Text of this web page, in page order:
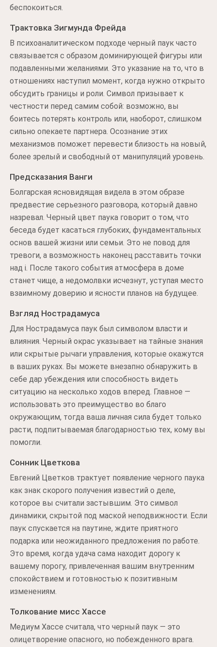
беспокоиться.
Трактовка Зигмунда Фрейда
В психоаналитическом подходе черный паук часто
связывается с образом доминирующей фигуры или
подавленными желаниями. Это указание на то, что в
отношениях наступил момент, когда нужно открыто
обсудить границы и роли. Символ призывает к
честности перед самим собой: возможно, вы
боитесь потерять контроль или, наоборот, слишком
сильно опекаете партнера. Осознание этих
механизмов поможет перевести близость на новый,
более зрелый и свободный от манипуляций уровень.
Предсказания Ванги
Болгарская ясновидящая видела в этом образе
предвестие серьезного разговора, который давно
назревал. Черный цвет паука говорит о том, что
беседа будет касаться глубоких, фундаментальных
основ вашей жизни или семьи. Это не повод для
тревоги, а возможность наконец расставить точки
над i. После такого события атмосфера в доме
станет чище, а недомолвки исчезнут, уступая место
взаимному доверию и ясности планов на будущее.
Взгляд Нострадамуса
Для Нострадамуса паук был символом власти и
влияния. Черный окрас указывает на тайные знания
или скрытые рычаги управления, которые окажутся
в ваших руках. Вы можете внезапно обнаружить в
себе дар убеждения или способность видеть
ситуацию на несколько ходов вперед. Главное —
использовать это преимущество во благо
окружающим, тогда ваша личная сила будет только
расти, подпитываемая благодарностью тех, кому вы
помогли.
Сонник Цветкова
Евгений Цветков трактует появление черного паука
как знак скорого получения известий о деле,
которое вы считали застывшим. Это символ
динамики, скрытой под маской неподвижности. Если
паук спускается на паутине, ждите приятного
подарка или неожиданного предложения по работе.
Это время, когда удача сама находит дорогу к
вашему порогу, привлеченная вашим внутренним
спокойствием и готовностью к позитивным
изменениям.
Толкование мисс Хассе
Медиум Хассе считала, что черный паук — это
олицетворение опасного, но побежденного врага.